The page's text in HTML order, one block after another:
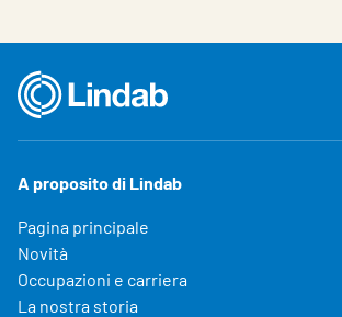
A proposito di Lindab
Pagina principale
Novità
Occupazioni e carriera
La nostra storia